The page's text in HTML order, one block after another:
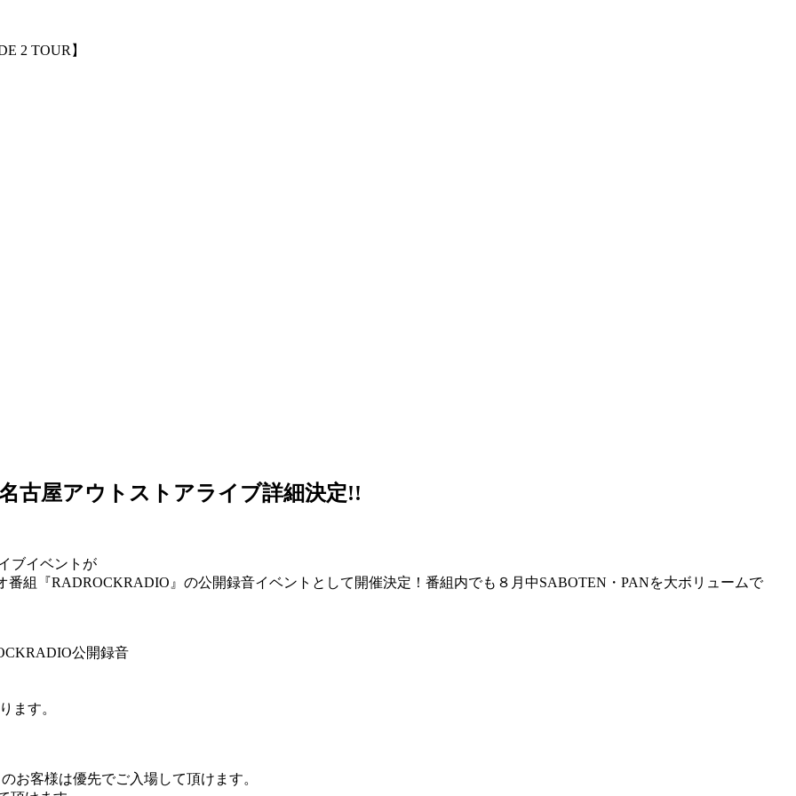
2 TOUR】
古屋アウトストアライブ詳細決定!!
ブイベントが
組『RADROCKRADIO』の公開録音イベントとして開催決定！番組内でも８月中SABOTEN・PANを大ボリュームで
公開録音
ます。
お客様は優先でご入場して頂けます。